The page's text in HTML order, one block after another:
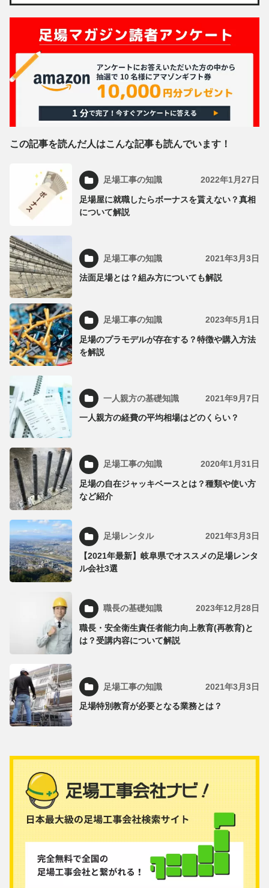
この記事を読んだ人はこんな記事も読んでいます！
足場工事の知識 2022年1月27日
足場屋に就職したらボーナスを貰えない？真相
について解説
足場工事の知識 2021年3月3日
法面足場とは？組み方についても解説
足場工事の知識 2023年5月1日
足場のプラモデルが存在する？特徴や購入方法
を解説
一人親方の基礎知識 2021年9月7日
一人親方の経費の平均相場はどのくらい？
足場工事の知識 2020年1月31日
足場の自在ジャッキベースとは？種類や使い方
など紹介
足場レンタル 2021年3月3日
【2021年最新】岐阜県でオススメの足場レンタ
ル会社3選
職長の基礎知識 2023年12月28日
職長・安全衛生責任者能力向上教育(再教育)と
は？受講内容について解説
足場工事の知識 2021年3月3日
足場特別教育が必要となる業務とは？